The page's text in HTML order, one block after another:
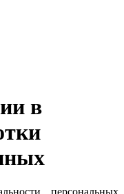
в
персональных